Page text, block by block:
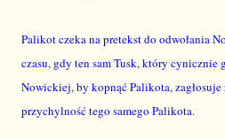
Palikot czeka na pretekst do odwołania
czasu, gdy ten sam Tusk, który cynicznie
Nowickiej, by kopnąć Palikota,
przychylność tego samego Palikota.